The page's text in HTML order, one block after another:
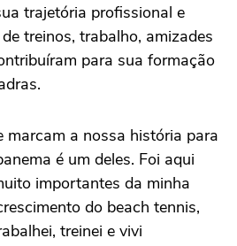
trajetória profissional e
treinos, trabalho, amizades
para sua formação
marcam a nossa história para
é um deles. Foi aqui
importantes da minha
do beach tennis,
treinei e vivi